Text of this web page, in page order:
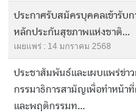
ประกาศรับสมัครบุคคลเข้ารับก
หลักประกันสุขภาพแห่งชาติ...
เผยแพร่ : 14 มกราคม 2568
ประชาสัมพันธ์และเผบแพร่ข่า
กรรมาธิการสามัญเพื่อทำหน้า
และพฤติกรรมท...